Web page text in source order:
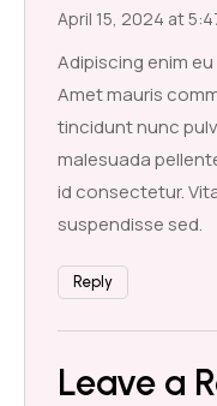
April 15, 2024 at
Adipiscing enim
Amet mauris
tincidunt nunc
malesuada
id consectetur.
suspendisse sed.
Reply
Leave a